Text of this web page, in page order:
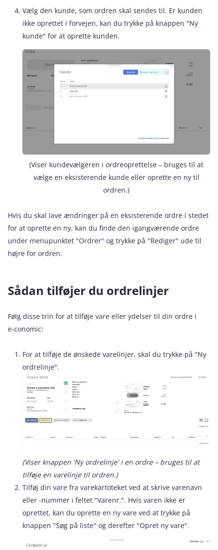
Vælg den kunde, som ordren skal sendes til. Er kunden
ikke oprettet i forvejen, kan du trykke på knappen "Ny
kunde" for at oprette kunden.
(Viser kundevælgeren i ordreoprettelse – bruges til at
vælge en eksisterende kunde eller oprette en ny til
ordren.)
Hvis du skal lave ændringer på en eksisterende ordre i stedet
for at oprette en ny, kan du finde den igangværende ordre
under menupunktet "Ordrer" og trykke på "Rediger" ude til
højre for ordren.
Sådan tilføjer du ordrelinjer
Følg disse trin for at tilføje vare eller ydelser til din ordre i
e‑conomic:
For at tilføje de ønskede varelinjer, skal du trykke på "Ny
ordrelinje".
(Viser knappen 'Ny ordrelinje' i en ordre – bruges til at
tilføje en varelinje til ordren.)
Tilføj din vare fra varekartoteket ved at skrive varenavn
eller -nummer i feltet "Varenr.". Hvis varen ikke er
oprettet, kan du oprette en ny vare ved at trykke på
knappen "Søg på liste" og derefter "Opret ny vare".